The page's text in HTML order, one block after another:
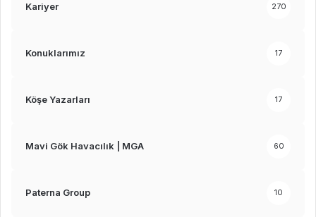
Kariyer 270
Konuklarımız 17
Köşe Yazarları 17
Mavi Gök Havacılık | MGA 60
Paterna Group 10